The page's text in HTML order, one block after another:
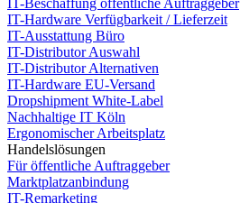
IT-Beschaffung öffentliche Auftraggeber
IT-Hardware Verfügbarkeit / Lieferzeit
IT-Ausstattung Büro
IT-Distributor Auswahl
IT-Distributor Alternativen
IT-Hardware EU-Versand
Dropshipment White-Label
Nachhaltige IT Köln
Ergonomischer Arbeitsplatz
Handelslösungen
Für öffentliche Auftraggeber
Marktplatzanbindung
IT-Remarketing